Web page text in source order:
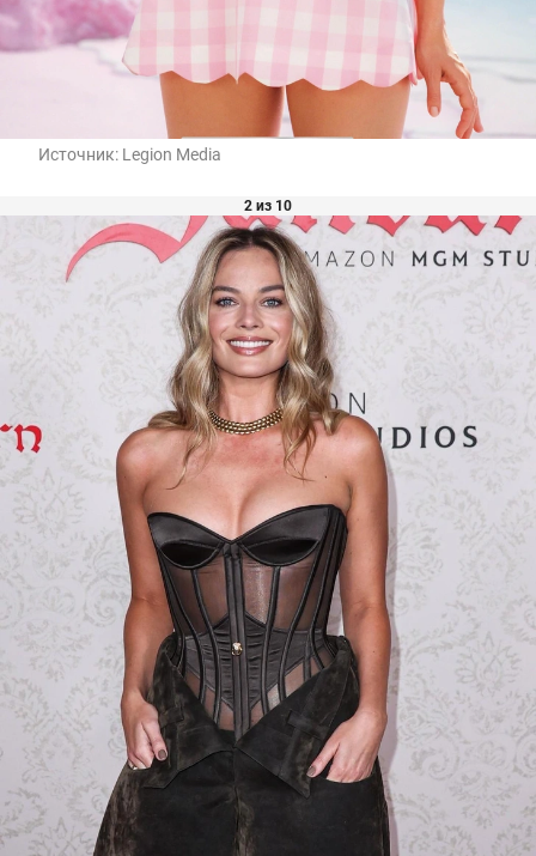
Источник: Legion Media
2 из 10